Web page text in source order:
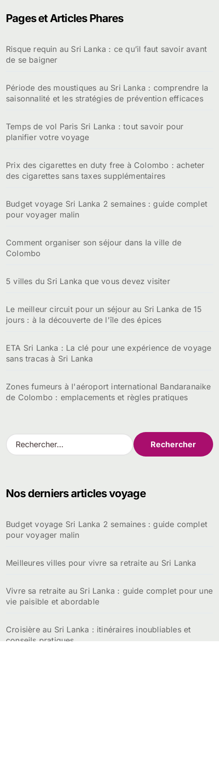
Pages et Articles Phares
Risque requin au Sri Lanka : ce qu’il faut savoir avant
de se baigner
Période des moustiques au Sri Lanka : comprendre la
saisonnalité et les stratégies de prévention efficaces
Temps de vol Paris Sri Lanka : tout savoir pour
planifier votre voyage
Prix des cigarettes en duty free à Colombo : acheter
des cigarettes sans taxes supplémentaires
Budget voyage Sri Lanka 2 semaines : guide complet
pour voyager malin
Comment organiser son séjour dans la ville de
Colombo
5 villes du Sri Lanka que vous devez visiter
Le meilleur circuit pour un séjour au Sri Lanka de 15
jours : à la découverte de l'île des épices
ETA Sri Lanka : La clé pour une expérience de voyage
sans tracas à Sri Lanka
Zones fumeurs à l'aéroport international Bandaranaike
de Colombo : emplacements et règles pratiques
R
e
r
e
r
Nos derniers articles voyage
Budget voyage Sri Lanka 2 semaines : guide complet
pour voyager malin
Meilleures villes pour vivre sa retraite au Sri Lanka
Vivre sa retraite au Sri Lanka : guide complet pour une
vie paisible et abordable
Croisière au Sri Lanka : itinéraires inoubliables et
conseils pratiques